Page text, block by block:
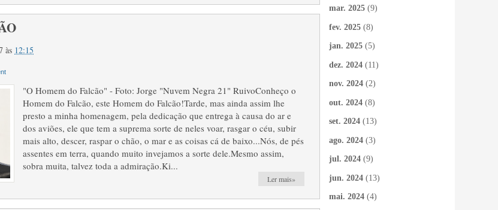
às 12:15
"O Homem do Falcão" - Foto: Jorge "Nuvem Negra 21" RuivoConheço o
Homem do Falcão, este Homem do Falcão!Tarde, mas ainda assim lhe
presto a minha homenagem, pela dedicação que entrega à causa do ar e
dos aviões, ele que tem a suprema sorte de neles voar, rasgar o céu, subir
mais alto, descer, raspar o chão, o mar e as coisas cá de baixo...Nós, de pés
assentes em terra, quando muito invejamos a sorte dele.Mesmo assim,
sobra muita, talvez toda a admiração.Ki...
Ler mais»
mar. 2025 (9)
fev. 2025 (8)
jan. 2025 (5)
dez. 2024 (11)
nov. 2024 (2)
out. 2024 (8)
set. 2024 (13)
ago. 2024 (3)
jul. 2024 (9)
jun. 2024 (13)
mai. 2024 (4)